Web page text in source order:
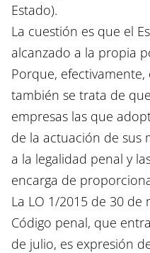
Estado).
La cuestión es que el
alcanzado a la propia
Porque,
también se trata de
empresas las que
de la actuación de sus
a la legalidad penal y
encarga de
La LO 1/2015 de 30
Código penal, que
de julio, es expresión